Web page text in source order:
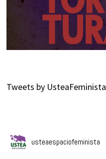
Tweets by UsteaFeminista
usteaespaciofeminista